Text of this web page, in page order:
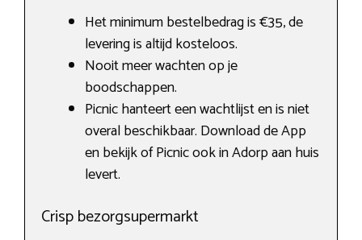
Het minimum bestelbedrag is €35, de
levering is altijd kosteloos.
Nooit meer wachten op je
boodschappen.
Picnic hanteert een wachtlijst en is niet
overal beschikbaar. Download de App
en bekijk of Picnic ook in Adorp aan huis
levert.
Crisp bezorgsupermarkt